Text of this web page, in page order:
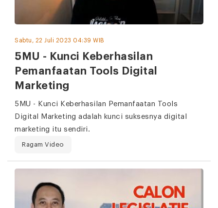
Sabtu, 22 Juli 2023 04:39 WIB
5MU - Kunci Keberhasilan
Pemanfaatan Tools Digital
Marketing
5MU - Kunci Keberhasilan Pemanfaatan Tools
Digital Marketing adalah kunci suksesnya digital
marketing itu sendiri.
Ragam Video